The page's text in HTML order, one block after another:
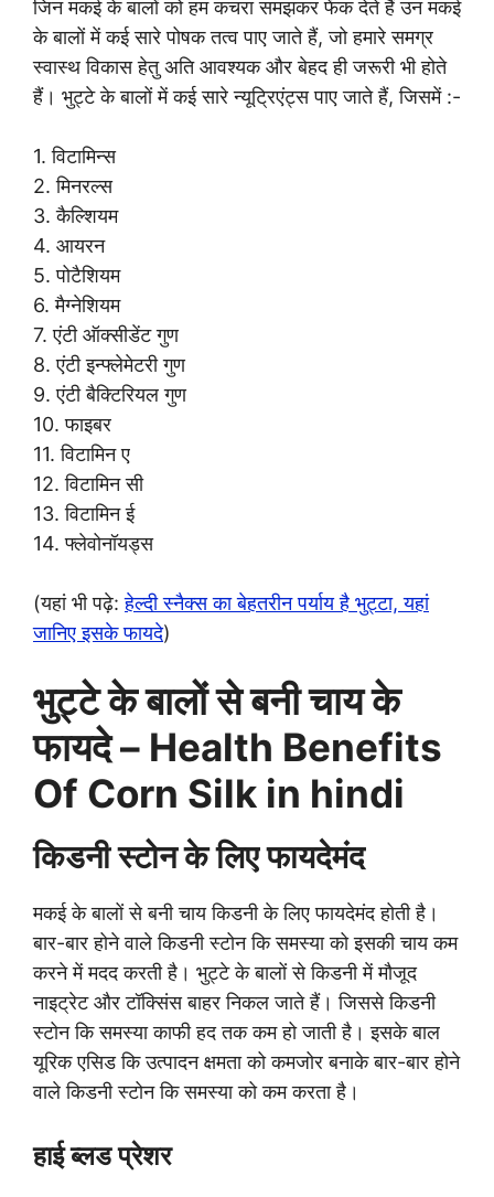
जिन मकई के बालों को हम कचरा समझकर फेंक देते हैं उन मकई
के बालों में कई सारे पोषक तत्व पाए जाते हैं, जो हमारे समग्र
स्वास्थ विकास हेतु अति आवश्यक और बेहद ही जरूरी भी होते
हैं। भुट्टे के बालों में कई सारे न्यूट्रिएंट्स पाए जाते हैं, जिसमें :-
1. विटामिन्स
2. मिनरल्स
3. कैल्शियम
4. आयरन
5. पोटैशियम
6. मैग्नेशियम
7. एंटी ऑक्सीडेंट गुण
8. एंटी इन्फ्लेमेटरी गुण
9. एंटी बैक्टिरियल गुण
10. फाइबर
11. विटामिन ए
12. विटामिन सी
13. विटामिन ई
14. फ्लेवोनॉयड्स
(यहां भी पढ़े:हेल्दी स्नैक्स का बेहतरीन पर्याय है भुट्टा, यहां
जानिए इसके फायदे)
भुट्टे के बालों से बनी चाय के
फायदे – Health Benefits
Of Corn Silk in hindi
किडनी स्टोन के लिए फायदेमंद
मकई के बालों से बनी चाय किडनी के लिए फायदेमंद होती है।
बार-बार होने वाले किडनी स्टोन कि समस्या को इसकी चाय कम
करने में मदद करती है। भुट्टे के बालों से किडनी में मौजूद
नाइट्रेट और टॉक्सिंस बाहर निकल जाते हैं। जिससे किडनी
स्टोन कि समस्या काफी हद तक कम हो जाती है। इसके बाल
यूरिक एसिड कि उत्पादन क्षमता को कमजोर बनाके बार-बार होने
वाले किडनी स्टोन कि समस्या को कम करता है।
हाई ब्लड प्रेशर